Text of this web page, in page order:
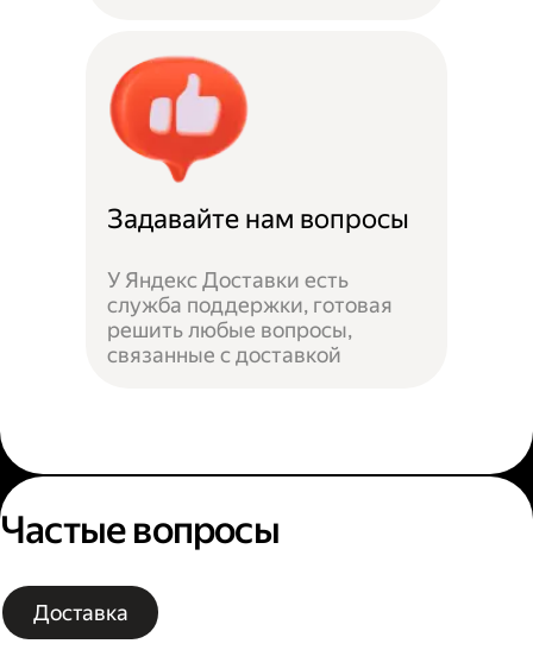
Задавайте нам вопросы
У Яндекс Доставки есть
служба поддержки, готовая
решить любые вопросы,
связанные с доставкой
Частые вопросы
Доставка